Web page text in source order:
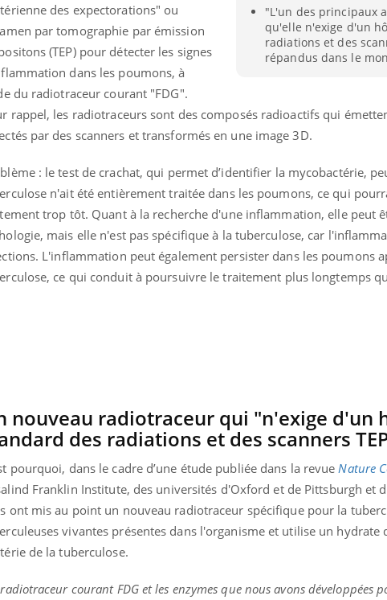
"L'un des principaux
qu'elle n'exige d'un
radiations et des
répandus dans le
des expectorations" ou
par tomographie par émission
(TEP) pour détecter les signes
dans les poumons, à
du radiotraceur courant "FDG".
rappel, les radiotraceurs sont des composés radioactifs qui
par des scanners et transformés en une image 3D.
: le test de crachat, qui permet d’identifier la mycobactérie,
n'ait été entièrement traitée dans les poumons, ce qui
trop tôt. Quant à la recherche d'une inflammation, elle peut
mais elle n'est pas spécifique à la tuberculose, car
L'inflammation peut également persister dans les poumons
ce qui conduit à poursuivre le traitement plus longtemps
nouveau radiotraceur qui "n'exige d'un
des radiations et des scanners
pourquoi, dans le cadre d’une étude publiée dans la revue Nature
Franklin Institute, des universités d'Oxford et de Pittsburgh et
ont mis au point un nouveau radiotraceur spécifique pour la
vivantes présentes dans l'organisme et utilise un
de la tuberculose.
courant FDG et les enzymes que nous avons développées
parfois chez les soignants. soleil, activités en plein air… Nos mains
sont ...